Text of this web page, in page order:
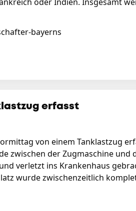
bayerns
erfasst
von einem Tanklastzug
zwischen der Zugmaschine und
verletzt ins Krankenhaus
wurde zwischenzeitlich